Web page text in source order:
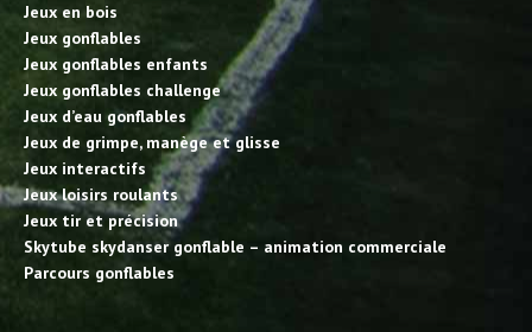
Jeux en bois
Jeux gonflables
Jeux gonflables enfants
Jeux gonflables challenge
Jeux d’eau gonflables
Jeux de grimpe, manège et glisse
Jeux interactifs
Jeux loisirs roulants
Jeux tir et précision
Skytube skydanser gonflable – animation commerciale
Parcours gonflables